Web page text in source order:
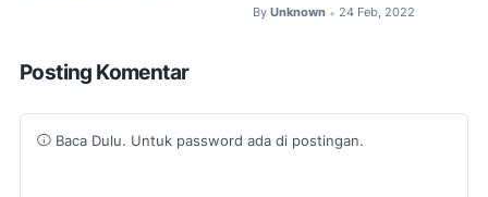
By Unknown • 24 Feb, 2022
Posting Komentar
Baca Dulu. Untuk password ada di postingan.